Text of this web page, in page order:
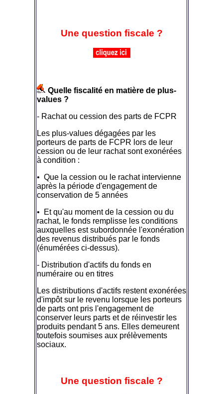
Une question fiscale ?
Quelle fiscalité en matière de plus-
values ?
- Rachat ou cession des parts de FCPR
Les plus-values dégagées par les
porteurs de parts de FCPR lors de leur
cession ou de leur rachat sont exonérées
à condition :
• Que la cession ou le rachat intervienne
après la période d'engagement de
conservation de 5 années
• Et qu'au moment de la cession ou du
rachat, le fonds remplisse les conditions
auxquelles est subordonnée l'exonération
des revenus distribués par le fonds
(énumérées ci-dessus).
- Distribution d'actifs du fonds en
numéraire ou en titres
Les distributions d'actifs restent exonérées
d'impôt sur le revenu lorsque les porteurs
de parts ont pris l'engagement de
conserver leurs parts et de réinvestir les
produits pendant 5 ans. Elles demeurent
toutefois soumises aux prélèvements
sociaux.
Une question fiscale ?